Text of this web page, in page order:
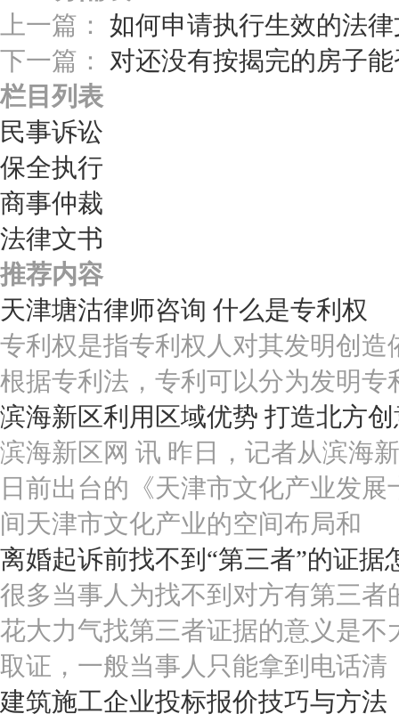
上一篇： 如何申请执行生效的法
下一篇： 对还没有按揭完的房子
栏目列表
民事诉讼
保全执行
商事仲裁
法律文书
推荐内容
天津塘沽律师咨询 什么是专利权
专利权是指专利权人对其发明创
根据专利法，专利可以分为发明
滨海新区利用区域优势 打造北方
滨海新区网 讯 昨日，记者从滨海
日前出台的《天津市文化产业发
间天津市文化产业的空间布局和
离婚起诉前找不到“第三者”的证据
很多当事人为找不到对方有第三
花大力气找第三者证据的意义是
取证，一般当事人只能拿到电话清
建筑施工企业投标报价技巧与方法